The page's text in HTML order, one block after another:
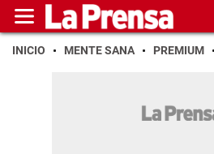
INICIO MENTE SANA PREMIUM